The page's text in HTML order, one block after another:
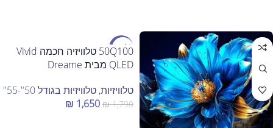
מבצע
50Q100 טלוויזיה חכמה Vivid
QLED מבית Dreame
טלוויזיות, טלוויזיות בגודל 50"-55"
₪1,790
₪ 1,650